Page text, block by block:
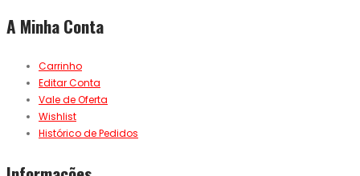
A Minha Conta
Carrinho
Editar Conta
Vale de Oferta
Wishlist
Histórico de Pedidos